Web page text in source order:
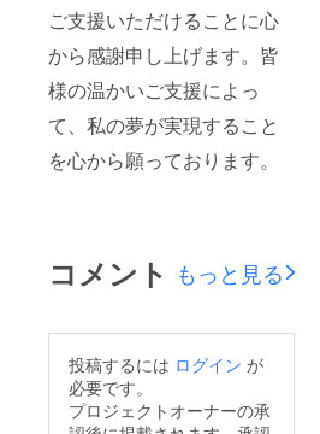
ご支援いただけることに心
から感謝申し上げます。皆
様の温かいご支援によっ
て、私の夢が実現すること
を心から願っております。
コメント もっと見る
投稿するには ログイン が
必要です。
プロジェクトオーナーの承